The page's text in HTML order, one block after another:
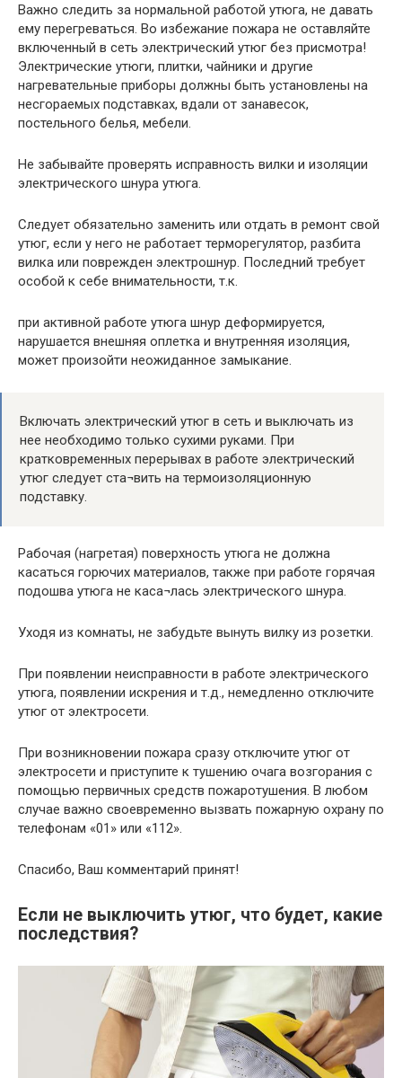
Важно следить за нормальной работой утюга, не давать
ему перегреваться. Во избежание пожара не оставляйте
включенный в сеть электрический утюг без присмотра!
Электрические утюги, плитки, чайники и другие
нагревательные приборы должны быть установлены на
несгораемых подставках, вдали от занавесок,
постельного белья, мебели.
Не забывайте проверять исправность вилки и изоляции
электрического шнура утюга.
Следует обязательно заменить или отдать в ремонт свой
утюг, если у него не работает терморегулятор, разбита
вилка или поврежден электрошнур. Последний требует
особой к себе внимательности, т.к.
при активной работе утюга шнур деформируется,
нарушается внешняя оплетка и внутренняя изоляция,
может произойти неожиданное замыкание.
Включать электрический утюг в сеть и выключать из
нее необходимо только сухими руками. При
кратковременных перерывах в работе электрический
утюг следует ста¬вить на термоизоляционную
подставку.
Рабочая (нагретая) поверхность утюга не должна
касаться горючих материалов, также при работе горячая
подошва утюга не каса¬лась электрического шнура.
Уходя из комнаты, не забудьте вынуть вилку из розетки.
При появлении неисправности в работе электрического
утюга, появлении искрения и т.д., немедленно отключите
утюг от электросети.
При возникновении пожара сразу отключите утюг от
электросети и приступите к тушению очага возгорания с
помощью первичных средств пожаротушения. В любом
случае важно своевременно вызвать пожарную охрану по
телефонам «01» или «112».
Спасибо, Ваш комментарий принят!
Если не выключить утюг, что будет, какие
последствия?